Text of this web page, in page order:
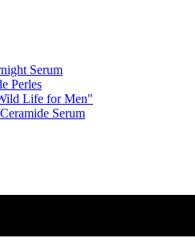
Serum
Perles
Life for Men"
Serum